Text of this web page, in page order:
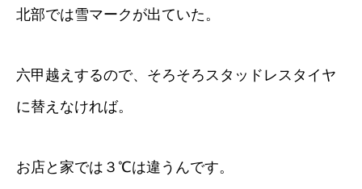
北部では雪マークが出ていた。
六甲越えするので、そろそろスタッドレスタイヤ
に替えなければ。
お店と家では３℃は違うんです。